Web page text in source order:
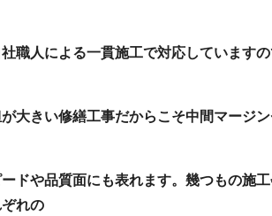
職人による一貫施工で対応しています
大きい修繕工事だからこそ中間マージ
ドや品質面にも表れます。幾つもの施
れの